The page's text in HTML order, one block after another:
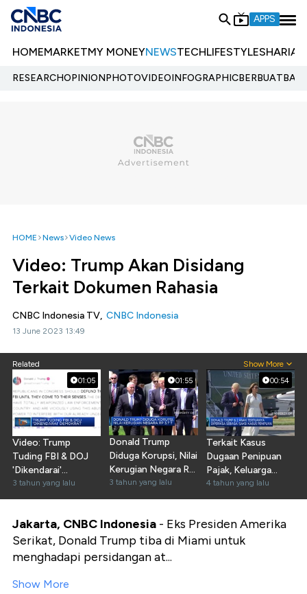
APPS
HOMEMARKETMY MONEYNEWSTECHLIFESTYLESHARIA
RESEARCHOPINIONPHOTOVIDEOINFOGRAPHIC
HOME News Video News
Video: Trump Akan Disidang
Terkait Dokumen Rahasia
CNBC Indonesia TV, CNBC Indonesia
13 June 2023 13:49
Related Show More
01:05
Video: Trump
Tuding FBI & DOJ
'Dikendarai'
Demokrat
3 tahun yang lalu
01:55
Donald Trump
Diduga Korupsi, Nilai
Kerugian Negara Rp
3,7 T
3 tahun yang lalu
00:54
Terkait Kasus
Dugaan Penipuan
Pajak, Keluarga
Trump Diperiksa
4 tahun yang lalu
Jakarta, CNBC Indonesia - Eks Presiden Amerika
Serikat, Donald Trump tiba di Miami untuk
menghadapi persidangan at...
Show More